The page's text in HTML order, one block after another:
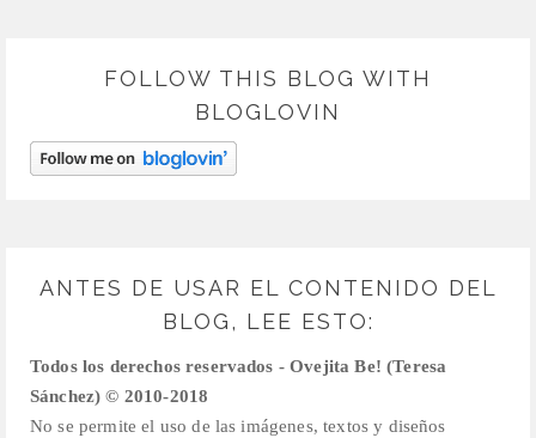
FOLLOW THIS BLOG WITH
BLOGLOVIN
ANTES DE USAR EL CONTENIDO DEL
BLOG, LEE ESTO:
Todos los derechos reservados - Ovejita Be! (Teresa
Sánchez) © 2010-2018
No se permite el uso de las imágenes, textos y diseños